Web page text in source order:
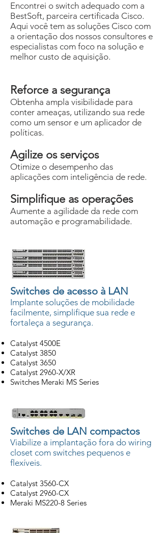
Encontrei o switch adequado com a
BestSoft, parceira certificada Cisco.
Aqui você tem as soluções Cisco com
a orientação dos nossos consultores e
especialistas com foco na solução e
melhor custo de aquisição.
Reforce a segurança
Obtenha ampla visibilidade para
conter ameaças, utilizando sua rede
como um sensor e um aplicador de
políticas.
Agilize os serviços
Otimize o desempenho das
aplicações com inteligência de rede.
Simplifique as operações
Aumente a agilidade da rede com
automação e programabilidade.
Switches de acesso à LAN
Implante soluções de mobilidade
facilmente, simplifique sua rede e
fortaleça a segurança.
Catalyst 4500E
Catalyst 3850
Catalyst 3650
Catalyst 2960-X/XR
Switches Meraki MS Series
Switches de LAN compactos
Viabilize a implantação fora do wiring
closet com switches pequenos e
flexíveis.
Catalyst 3560-CX
Catalyst 2960-CX
Meraki MS220-8 Series